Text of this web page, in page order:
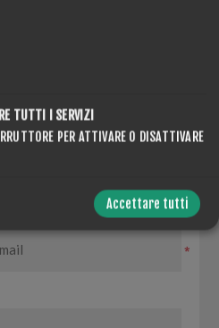
*
TUTTI I SERVIZI
PER ATTIVARE O DISATTIVARE
Accettare tutti